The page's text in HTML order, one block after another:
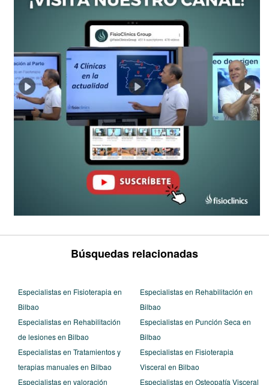
Búsquedas relacionadas
Especialistas en Fisioterapia en
Bilbao
Especialistas en Rehabilitación
de lesiones en Bilbao
Especialistas en Tratamientos y
terapias manuales en Bilbao
Especialistas en valoración
Especialistas en Rehabilitación en
Bilbao
Especialistas en Punción Seca en
Bilbao
Especialistas en Fisioterapia
Visceral en Bilbao
Especialistas en Osteopatía Visceral